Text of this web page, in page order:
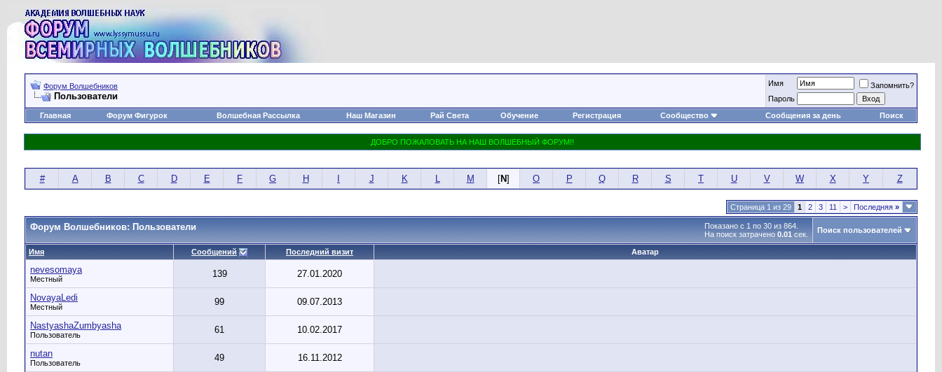
Форум Волшебников
Пользователи
Имя
Запомнить?
Пароль
Главная
Форум Фигурок Волшебная Рассылка Наш Магазин Рай Света Обучение Регистрация Сообщество Сообщения за день Поиск
# A B C D E F G H J K L M [N] O P Q R S T U V W X Y Z
Страница 1 из 29 1 2 3 11 > Последняя »
Показано с 1 по 30 из 864.
На поиск затрачено 0.01 сек.
Форум Волшебников: Пользователи Поиск пользователей
Имя Сообщений Последний визит Аватар
nevesomaya
Местный 139 27.01.2020
NovayaLedi
Местный 99 09.07.2013
NastyashaZumbyasha
Пользователь 61 10.02.2017
nutan
Пользователь 49 16.11.2012